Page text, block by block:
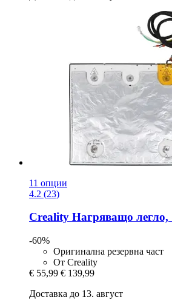
11 опции
4.2 (23)
Creality Нагряващо легло,
-60%
Оригинална резервна част
От Creality
€ 55,99 € 139,99
Доставка до 13. август